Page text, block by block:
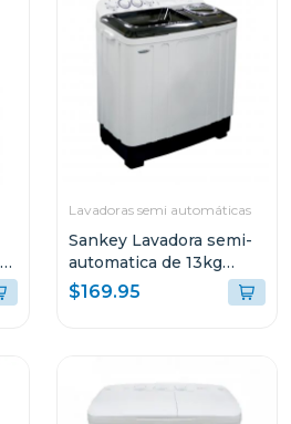
Lavadoras semi automáticas
Sankey Lavadora semi-
automatica de 13kg
wm1320
$169.95